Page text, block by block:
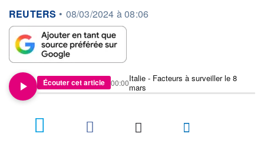
information fournie par
REUTERS • 08/03/2024 à 08:06
Écouter cet article
Italie - Facteurs à surveiller le 8
mars
00:00